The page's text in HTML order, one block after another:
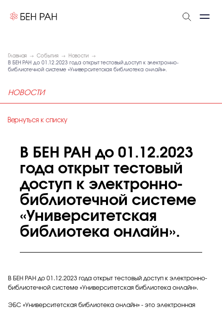
Главная События
Новости
В БЕН РАН до 01.12.2023 года открыт тестовый доступ к электронно-
библиотечной системе «Университетская библиотека онлайн».
НОВОСТИ
Вернуться к списку
В БЕН РАН до 01.12.2023
года открыт тестовый
доступ к электронно-
библиотечной системе
«Университетская
библиотека онлайн».
В БЕН РАН до 01.12.2023 года открыт тестовый доступ к электронно-
библиотечной системе «Университетская библиотека онлайн».
ЭБС «Университетская библиотека онлайн» - это электронная